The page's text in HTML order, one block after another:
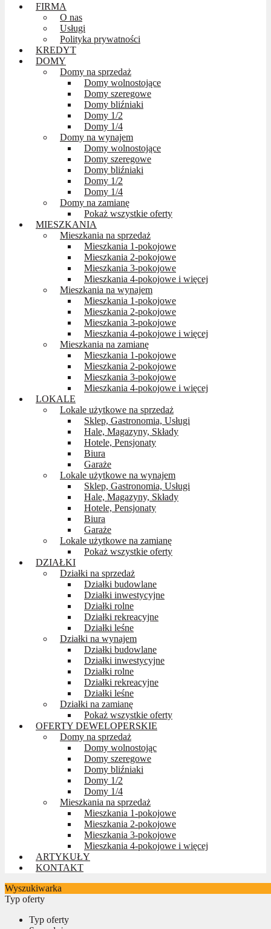
FIRMA
O nas
Usługi
Polityka prywatności
KREDYT
DOMY
Domy na sprzedaż
Domy wolnostojące
Domy szeregowe
Domy bliźniaki
Domy 1/2
Domy 1/4
Domy na wynajem
Domy wolnostojące
Domy szeregowe
Domy bliźniaki
Domy 1/2
Domy 1/4
Domy na zamianę
Pokaż wszystkie oferty
MIESZKANIA
Mieszkania na sprzedaż
Mieszkania 1-pokojowe
Mieszkania 2-pokojowe
Mieszkania 3-pokojowe
Mieszkania 4-pokojowe i więcej
Mieszkania na wynajem
Mieszkania 1-pokojowe
Mieszkania 2-pokojowe
Mieszkania 3-pokojowe
Mieszkania 4-pokojowe i więcej
Mieszkania na zamianę
Mieszkania 1-pokojowe
Mieszkania 2-pokojowe
Mieszkania 3-pokojowe
Mieszkania 4-pokojowe i więcej
LOKALE
Lokale użytkowe na sprzedaż
Sklep, Gastronomia, Usługi
Hale, Magazyny, Składy
Hotele, Pensjonaty
Biura
Garaże
Lokale użytkowe na wynajem
Sklep, Gastronomia, Usługi
Hale, Magazyny, Składy
Hotele, Pensjonaty
Biura
Garaże
Lokale użytkowe na zamianę
Pokaż wszystkie oferty
DZIAŁKI
Działki na sprzedaż
Działki budowlane
Działki inwestycyjne
Działki rolne
Działki rekreacyjne
Działki leśne
Działki na wynajem
Działki budowlane
Działki inwestycyjne
Działki rolne
Działki rekreacyjne
Działki leśne
Działki na zamianę
Pokaż wszystkie oferty
OFERTY DEWELOPERSKIE
Domy na sprzedaż
Domy wolnostojąc
Domy szeregowe
Domy bliźniaki
Domy 1/2
Domy 1/4
Mieszkania na sprzedaż
Mieszkania 1-pokojowe
Mieszkania 2-pokojowe
Mieszkania 3-pokojowe
Mieszkania 4-pokojowe i więcej
ARTYKUŁY
KONTAKT
Wyszukiwarka
Typ oferty
Typ oferty